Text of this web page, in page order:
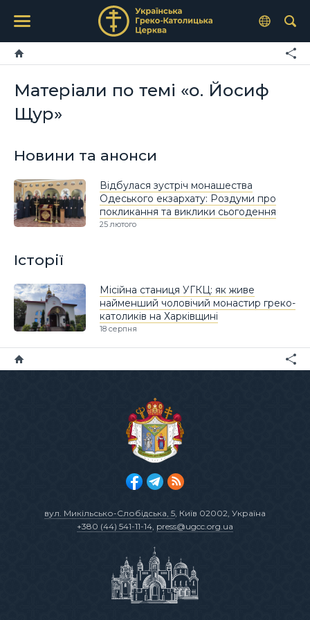
Матеріали по темі «о. Йосиф
Щур»
Новини та анонси
Відбулася зустріч монашества
Одеського екзархату: Роздуми про
покликання та виклики сьогодення
25 лютого
Історії
Місійна станиця УГКЦ: як живе
найменший чоловічий монастир греко-
католиків на Харківщині
18 серпня
вул. Микільсько-Слобідська, 5, Київ 02002, Україна
+380 (44) 541-11-14, press@ugcc.org.ua